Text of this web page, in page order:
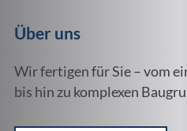
Über uns
Wir fertigen für Sie – vom
bis hin zu komplexen